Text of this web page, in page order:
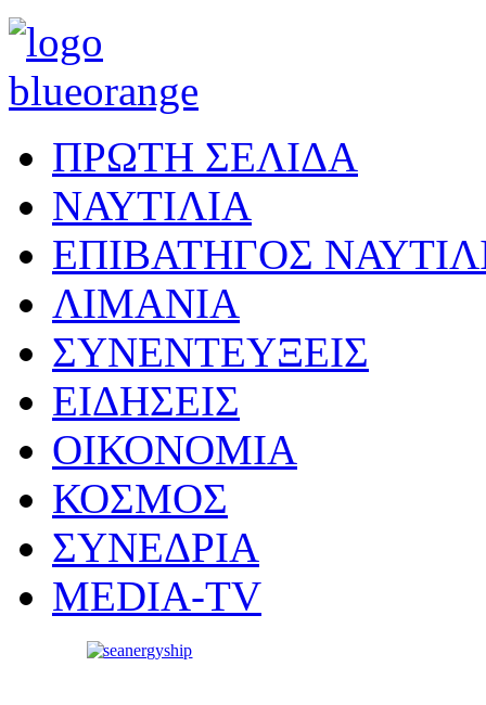
ΠΡΩΤΗ ΣΕΛΙΔΑ
ΝΑΥΤΙΛΙΑ
ΕΠΙΒΑΤΗΓΟΣ
ΛΙΜΑΝΙΑ
ΣΥΝΕΝΤΕΥΞΕΙΣ
ΕΙΔΗΣΕΙΣ
ΟΙΚΟΝΟΜΙΑ
ΚΟΣΜΟΣ
ΣΥΝΕΔΡΙΑ
MEDIA-TV